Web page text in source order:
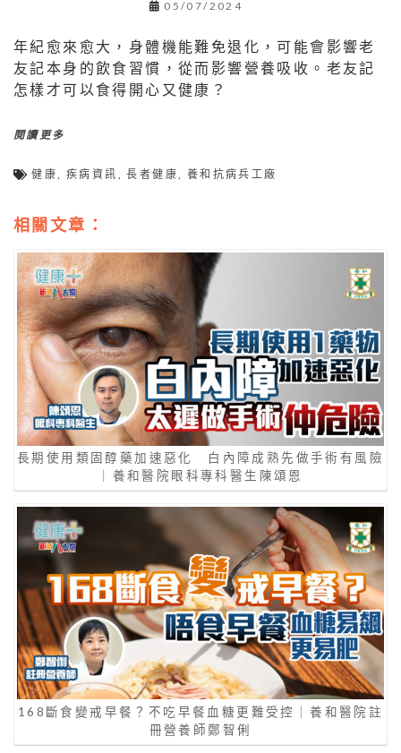
05/07/2024
年紀愈來愈大，身體機能難免退化，可能會影響老
友記本身的飲食習慣，從而影響營養吸收。老友記
怎樣才可以食得開心又健康？
閱讀更多
健康 ,疾病資訊 ,長者健康 養和抗病兵工廠
相關文章：
長期使用類固醇藥加速惡化 白內障成熟先做手術有風險
｜養和醫院眼科專科醫生陳頌恩
168斷食變戒早餐？不吃早餐血糖更難受控｜養和醫院註
冊營養師鄭智俐